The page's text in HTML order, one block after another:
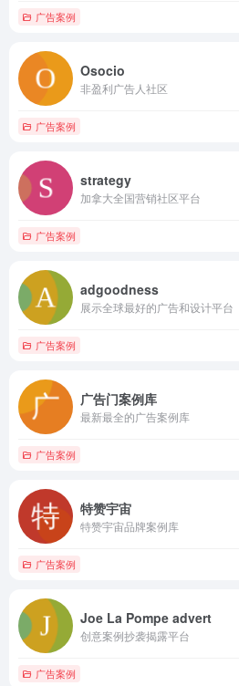
广告案例
Osocio
非盈利广告人社区
广告案例
strategy
加拿大全国营销社区平台
广告案例
adgoodness
展示全球最好的广告和设计平台
广告案例
广告门案例库
最新最全的广告案例库
广告案例
特赞宇宙
特赞宇宙品牌案例库
广告案例
Joe La Pompe advert
创意案例抄袭揭露平台
广告案例